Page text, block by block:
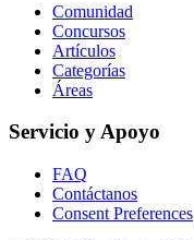
Comunidad
Concursos
Artículos
Categorías
Áreas
Servicio y Apoyo
FAQ
Contáctanos
Consent Preferences